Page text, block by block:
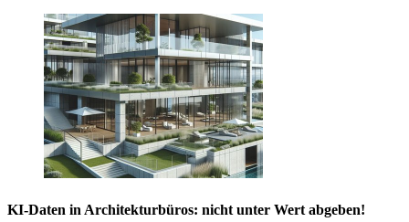
KI-Daten in Architekturbüros: nicht unter Wert abgeben!